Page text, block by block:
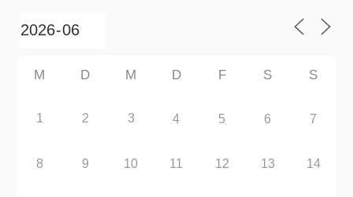
M D M D F S S
1 2 3 4 5 6 7
8 9 10 11 12 13 14